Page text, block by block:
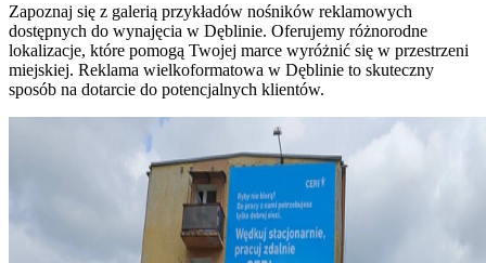
Zapoznaj się z galerią przykładów nośników reklamowych
dostępnych do wynajęcia w Dęblinie. Oferujemy różnorodne
lokalizacje, które pomogą Twojej marce wyróżnić się w przestrzeni
miejskiej. Reklama wielkoformatowa w Dęblinie to skuteczny
sposób na dotarcie do potencjalnych klientów.